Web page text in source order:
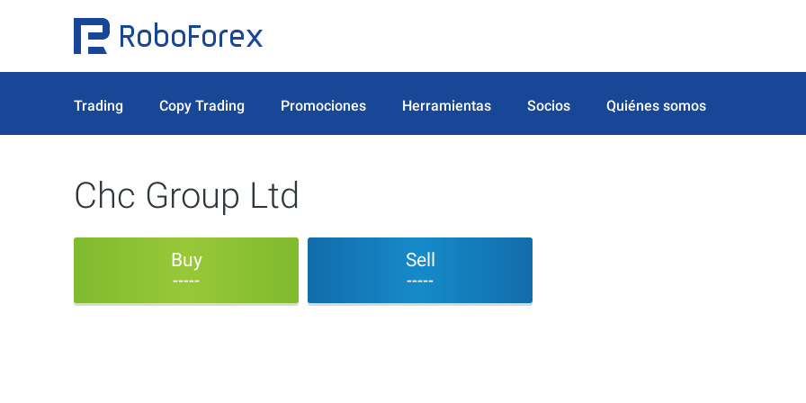
Trading Copy Trading Promociones Herramientas Socios Quiénes somos
Chc Group Ltd
Buy
-----
Sell
-----